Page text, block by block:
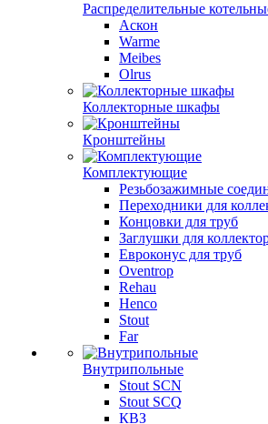
Распределительные
Аскон
Warme
Meibes
Olrus
Коллекторные шкафы
Кронштейны
Комплектующие
Резьбозажимные
Переходники для
Концовки для труб
Заглушки для
Евроконус для труб
Oventrop
Rehau
Henco
Stout
Far
Внутрипольные
Stout SCN
Stout SCQ
КВЗ